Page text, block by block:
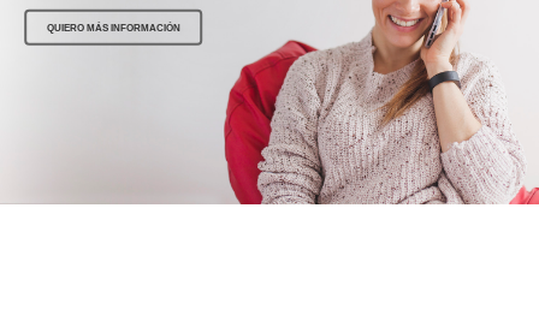
QUIERO MÁS INFORMACIÓN